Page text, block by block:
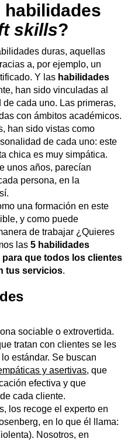
habilidades
skills?
duras, aquellas
a, por ejemplo, un
Y las habilidades
han sido vinculadas al
cada uno. Las primeras,
con ámbitos académicos.
han sido vistas como
de cada uno: este
chica es muy simpática.
unos años, parecían
persona, en la
una formación en este
y como puede
de trabajar ¿Quieres
las5 habilidades
que todos los clientes
tus servicios.
sociable o extrovertida.
tratan con clientes se les
estándar. Se buscan
y asertivas, que
efectiva y que
cada cliente.
los recoge el experto en
en lo que él llama:
Nosotros, en